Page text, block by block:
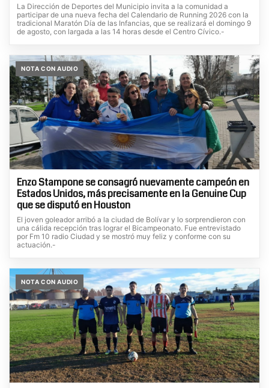
La Dirección de Deportes del Municipio invita a la comunidad a
participar de una nueva fecha del Calendario de Running 2026 con la
tradicional Maratón Día de las Infancias, que se realizará el domingo 9
de agosto, con largada a las 14 horas desde el Centro Cívico.-
NOTA CON AUDIO
Enzo Stampone se consagró nuevamente campeón en
Estados Unidos, más precisamente en la Genuine Cup
que se disputó en Houston
El joven goleador arribó a la ciudad de Bolívar y lo sorprendieron con
una cálida recepción tras lograr el Bicampeonato. Fue entrevistado
por Fm 10 radio Ciudad y se mostró muy feliz y conforme con su
actuación.-
NOTA CON AUDIO